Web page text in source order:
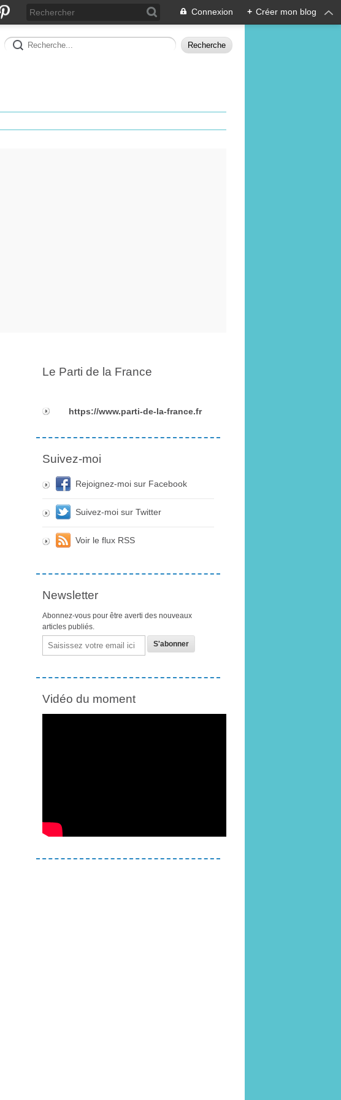
Connexion + Créer mon blog
Le Parti de la France
https://www.parti-de-la-france.fr
Suivez-moi
Rejoignez-moi sur Facebook
Suivez-moi sur Twitter
Voir le flux RSS
Newsletter
Abonnez-vous pour être averti des nouveaux
articles publiés.
Email
Vidéo du moment